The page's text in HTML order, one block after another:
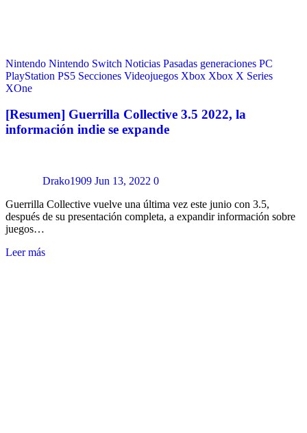
Nintendo Nintendo Switch Noticias Pasadas generaciones PC
PlayStation PS5 Secciones Videojuegos Xbox Xbox X Series
XOne
[Resumen] Guerrilla Collective 3.5 2022, la
información indie se expande
Drako1909 Jun 13, 2022 0
Guerrilla Collective vuelve una última vez este junio con 3.5,
después de su presentación completa, a expandir información sobre
juegos…
Leer más